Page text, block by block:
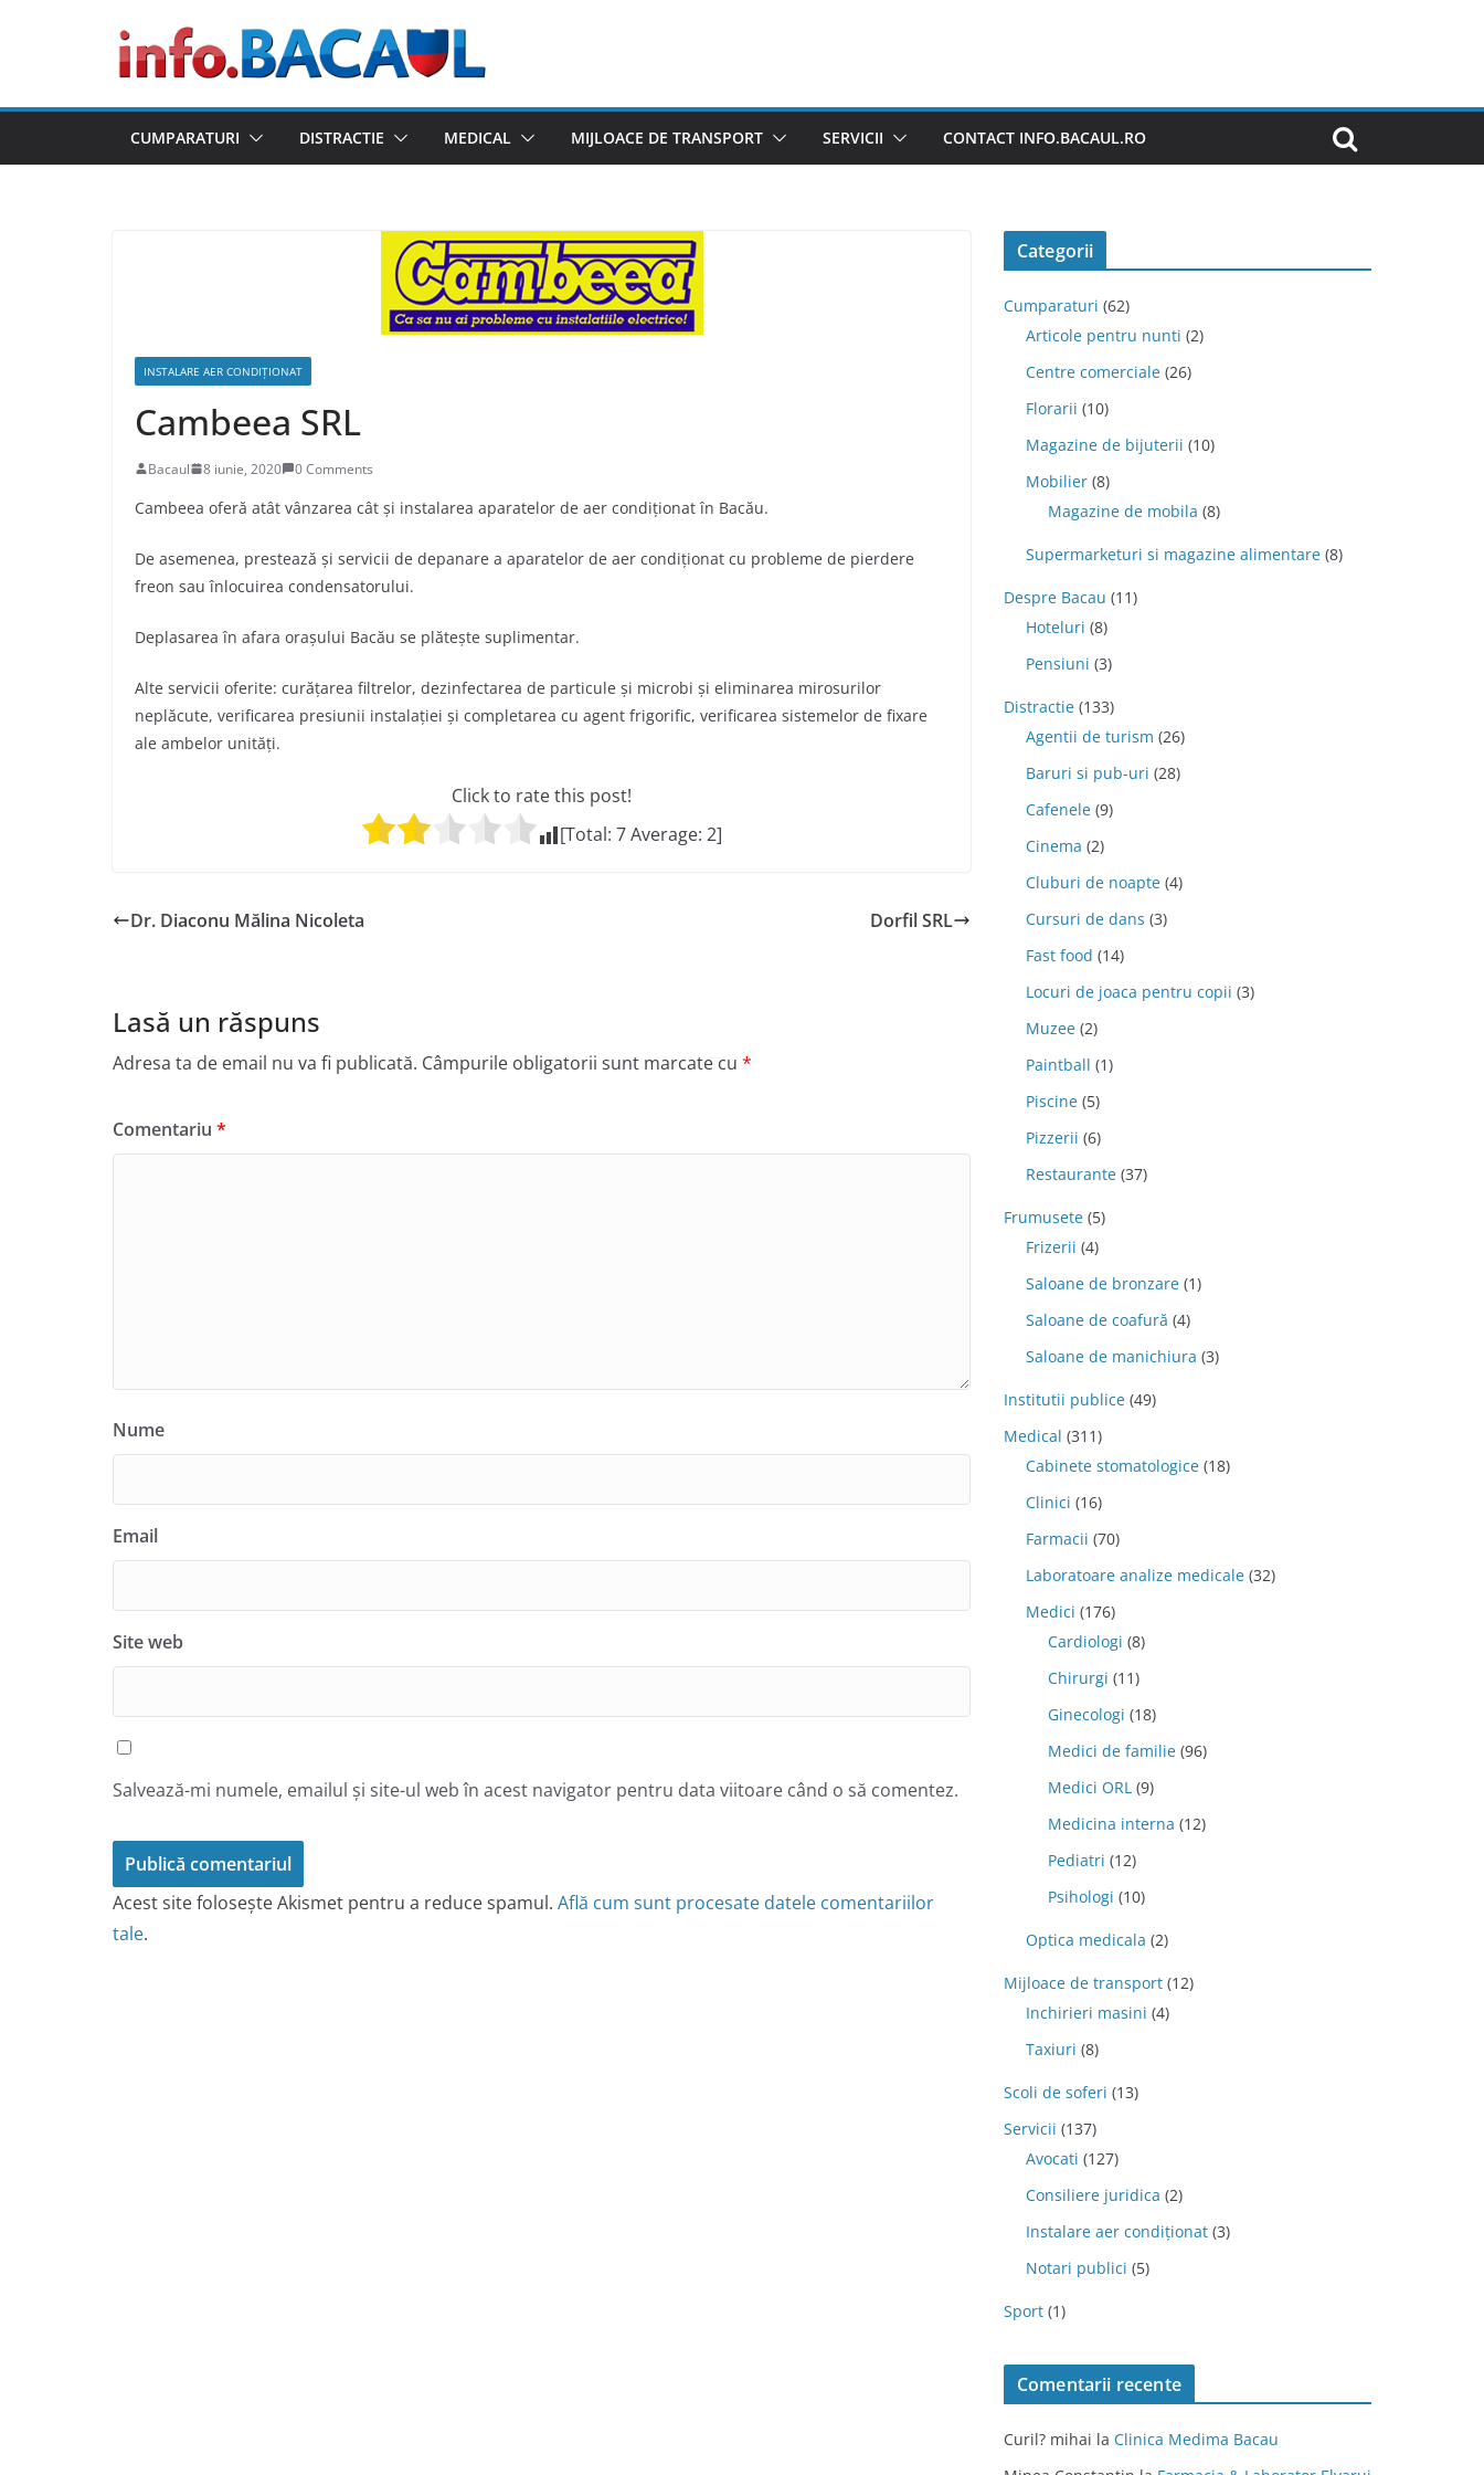
CUMPARATURI DISTRACTIE MEDICAL MIJLOACE DE TRANSPORT SERVICII CONTACT INFO.BACAUL.RO
INSTALARE AER CONDIȚIONAT
Cambeea SRL
Bacaul 8 iunie, 2020 0 Comments
Cambeea oferă atât vânzarea cât și instalarea aparatelor de aer condiționat în Bacău.
De asemenea, prestează și servicii de depanare a aparatelor de aer condiționat cu probleme de pierdere
freon sau înlocuirea condensatorului.
Deplasarea în afara orașului Bacău se plătește suplimentar.
Alte servicii oferite: curăţarea filtrelor, dezinfectarea de particule şi microbi și eliminarea mirosurilor
neplăcute, verificarea presiunii instalației și completarea cu agent frigorific, verificarea sistemelor de fixare
ale ambelor unităţi.
Click to rate this post!
[Total: 7Average: 2]
Dr. Diaconu Mălina Nicoleta Dorfil SRL
Lasă un răspuns
Adresa ta de email nu va fi publicată. Câmpurile obligatorii sunt marcate cu *
Comentariu *
Nume
Email
Site web
Salvează-mi numele, emailul și site-ul web în acest navigator pentru data viitoare când o să comentez.
Acest site folosește Akismet pentru a reduce spamul. Află cum sunt procesate datele comentariilor
tale.
Categorii
Cumparaturi (62)
Articole pentru nunti (2)
Centre comerciale (26)
Florarii (10)
Magazine de bijuterii (10)
Mobilier (8)
Magazine de mobila (8)
Supermarketuri si magazine alimentare (8)
Despre Bacau (11)
Hoteluri (8)
Pensiuni (3)
Distractie (133)
Agentii de turism (26)
Baruri si pub-uri (28)
Cafenele (9)
Cinema (2)
Cluburi de noapte (4)
Cursuri de dans (3)
Fast food (14)
Locuri de joaca pentru copii (3)
Muzee (2)
Paintball (1)
Piscine (5)
Pizzerii (6)
Restaurante (37)
Frumusete (5)
Frizerii (4)
Saloane de bronzare (1)
Saloane de coafură (4)
Saloane de manichiura (3)
Institutii publice (49)
Medical (311)
Cabinete stomatologice (18)
Clinici (16)
Farmacii (70)
Laboratoare analize medicale (32)
Medici (176)
Cardiologi (8)
Chirurgi (11)
Ginecologi (18)
Medici de familie (96)
Medici ORL (9)
Medicina interna (12)
Pediatri (12)
Psihologi (10)
Optica medicala (2)
Mijloace de transport (12)
Inchirieri masini (4)
Taxiuri (8)
Scoli de soferi (13)
Servicii (137)
Avocati (127)
Consiliere juridica (2)
Instalare aer condiționat (3)
Notari publici (5)
Sport (1)
Comentarii recente
Curil? mihai la Clinica Medima Bacau